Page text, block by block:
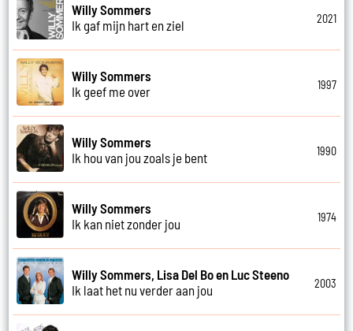
Willy Sommers
Ik gaf mijn hart en ziel
2021
Willy Sommers
Ik geef me over
1997
Willy Sommers
Ik hou van jou zoals je bent
1990
Willy Sommers
Ik kan niet zonder jou
1974
Willy Sommers, Lisa Del Bo en Luc Steeno
Ik laat het nu verder aan jou
2003